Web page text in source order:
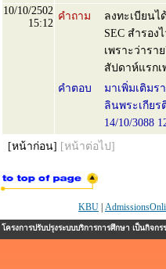
10/10/2502
15:12
คำถาม
ลงทะเบียนไ
SEC สำรอง
เพราะว่ารา
สัปดาห์แรกเ
คำตอบ
มาเพิ่มเติมร
ลินพระเกียร
14/10/3088
[หน้าก่อน] [หน้าต่อไป]
KBU
โครงการปรับปรุงระบบบริการการศึกษา เป็นกิ